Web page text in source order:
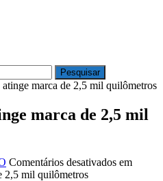
marca de 2,5 mil quilômetros
marca de 2,5 mil
Comentários desativados em
2,5 mil quilômetros